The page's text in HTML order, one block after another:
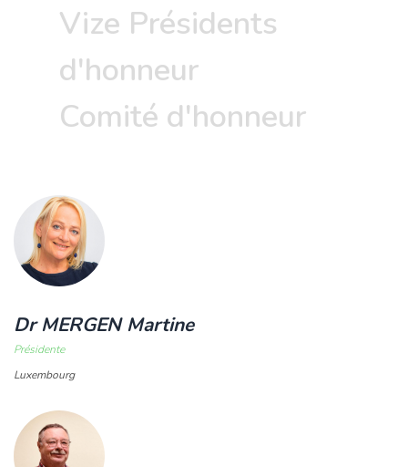
Vize Présidents
d'honneur
Comité d'honneur
Dr MERGEN Martine
Présidente
Luxembourg